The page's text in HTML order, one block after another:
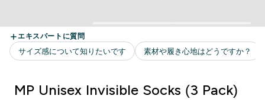
MP Unisex Invisible Socks (3 Pack)